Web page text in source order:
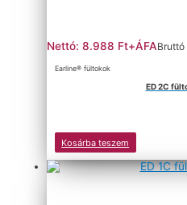
Nettó: 8.988 Ft+ÁFABruttó
Earline® fültokok
ED 2C
Kosárba teszem